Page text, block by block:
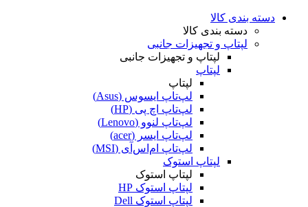
دسته بندی کالا
دسته بندی کالا
لپتاپ و تجهیزات جانبی
لپتاپ و تجهیزات جانبی
لپتاپ
لپتاپ
لپ‌تاپ ایسوس (Asus)
لپ‌تاپ اچ پی (HP)
لپ‌تاپ لنوو (Lenovo)
لپ‌تاپ ایسر (acer)
لپ‌تاپ ام‌اس‌آی (MSI)
لپتاپ استوک
لپتاپ استوک
لپتاپ استوک HP
لپتاپ استوک Dell